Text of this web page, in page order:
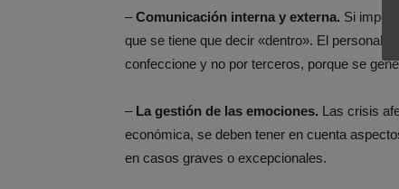
–Comunicación interna y externa. Si
que se tiene que decir «dentro». El personal
confeccione y no por terceros, porque se
– La gestión de las emociones. Las crisis
económica, se deben tener en cuenta
en casos graves o excepcionales.